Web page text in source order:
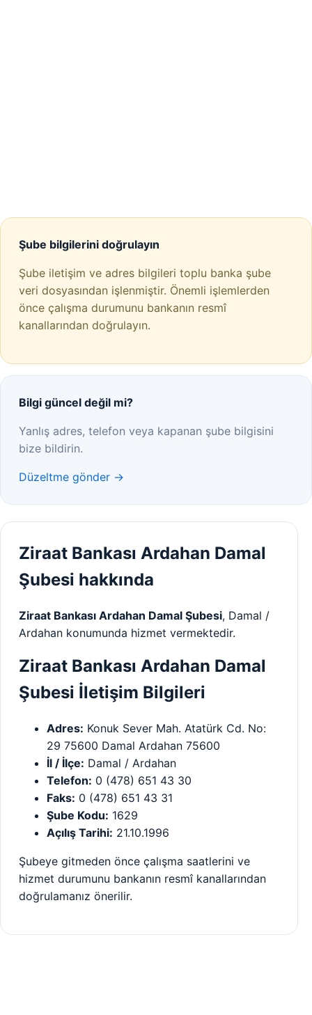
Şube bilgilerini doğrulayın
Şube iletişim ve adres bilgileri toplu banka şube
veri dosyasından işlenmiştir. Önemli işlemlerden
önce çalışma durumunu bankanın resmî
kanallarından doğrulayın.
Bilgi güncel değil mi?
Yanlış adres, telefon veya kapanan şube bilgisini
bize bildirin.
Düzeltme gönder →
Ziraat Bankası Ardahan Damal
Şubesi hakkında
Ziraat Bankası Ardahan Damal Şubesi, Damal /
Ardahan konumunda hizmet vermektedir.
Ziraat Bankası Ardahan Damal
Şubesi İletişim Bilgileri
Adres: Konuk Sever Mah. Atatürk Cd. No:
29 75600 Damal Ardahan 75600
İl / İlçe: Damal / Ardahan
Telefon: 0 (478) 651 43 30
Faks: 0 (478) 651 43 31
Şube Kodu: 1629
Açılış Tarihi: 21.10.1996
Şubeye gitmeden önce çalışma saatlerini ve
hizmet durumunu bankanın resmî kanallarından
doğrulamanız önerilir.